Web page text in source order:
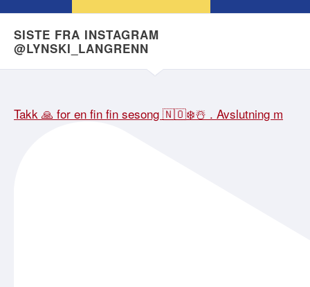
SISTE FRA INSTAGRAM
@LYNSKI_LANGRENN
Takk 🙏 for en fin fin sesong 🇳🇴❄️☃️ . Avslutning m